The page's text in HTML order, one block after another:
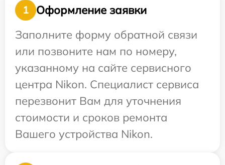
1
Оформление заявки
Заполните форму обратной связи
или позвоните нам по номеру,
указанному на сайте сервисного
центра Nikon. Специалист сервиса
перезвонит Вам для уточнения
стоимости и сроков ремонта
Вашего устройства Nikon.